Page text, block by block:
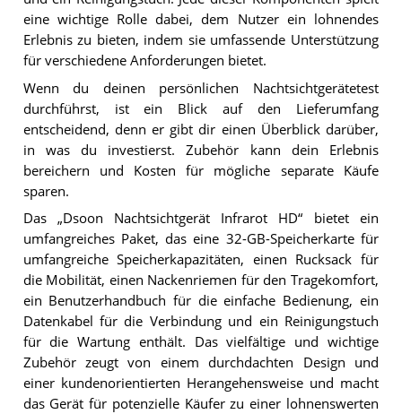
eine wichtige Rolle dabei, dem Nutzer ein lohnendes
Erlebnis zu bieten, indem sie umfassende Unterstützung
für verschiedene Anforderungen bietet.
Wenn du deinen persönlichen Nachtsichtgerätetest
durchführst, ist ein Blick auf den Lieferumfang
entscheidend, denn er gibt dir einen Überblick darüber,
in was du investierst. Zubehör kann dein Erlebnis
bereichern und Kosten für mögliche separate Käufe
sparen.
Das „Dsoon Nachtsichtgerät Infrarot HD“ bietet ein
umfangreiches Paket, das eine 32-GB-Speicherkarte für
umfangreiche Speicherkapazitäten, einen Rucksack für
die Mobilität, einen Nackenriemen für den Tragekomfort,
ein Benutzerhandbuch für die einfache Bedienung, ein
Datenkabel für die Verbindung und ein Reinigungstuch
für die Wartung enthält. Das vielfältige und wichtige
Zubehör zeugt von einem durchdachten Design und
einer kundenorientierten Herangehensweise und macht
das Gerät für potenzielle Käufer zu einer lohnenswerten